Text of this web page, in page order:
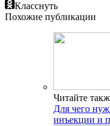
Класснуть
Похожие публикации
Читайте
Для чего
инъекции и